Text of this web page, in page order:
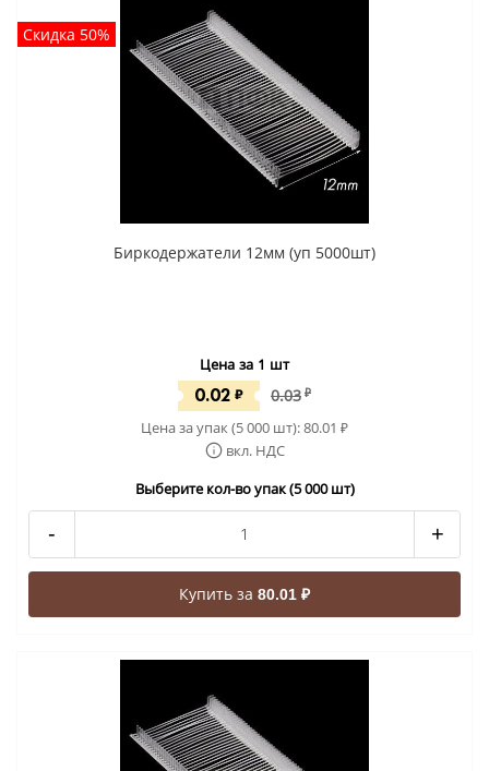
Скидка 50%
Биркодержатели 12мм (уп 5000шт)
Цена за 1 шт
0.02 ₽ 0.03 ₽
Цена за упак (5 000 шт):80.01 ₽
вкл. НДС
Выберите кол-во упак (5 000 шт)
- +
Купить за 80.01 ₽